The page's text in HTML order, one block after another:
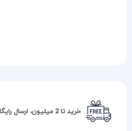
خرید تا 2 میلیون، ارسال رایگان